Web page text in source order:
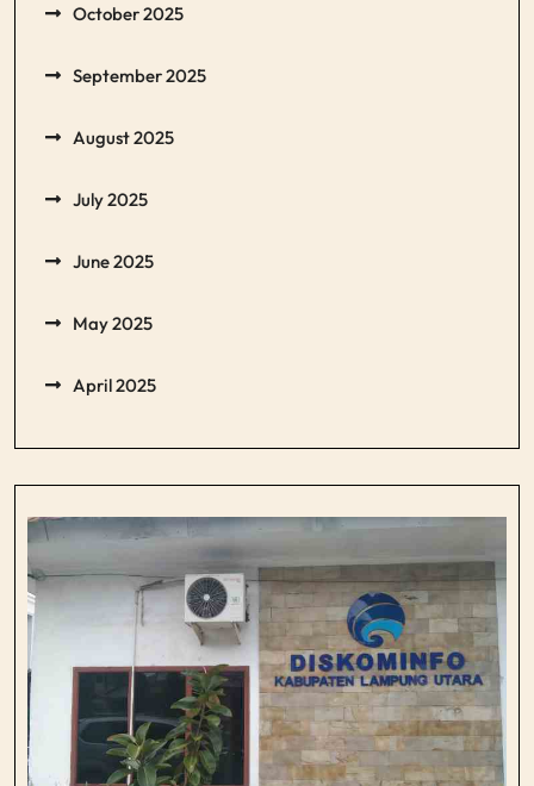
October 2025
September 2025
August 2025
July 2025
June 2025
May 2025
April 2025